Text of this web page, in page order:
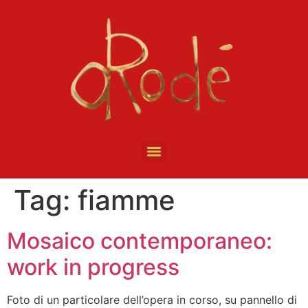
Tag: fiamme
Mosaico contemporaneo:
work in progress
Foto di un particolare dell’opera in corso, su pannello di